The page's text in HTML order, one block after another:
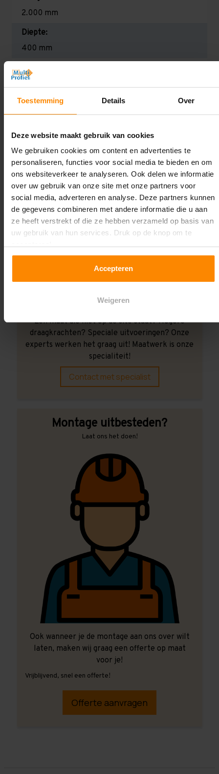
Toestemming Details Over
Deze website maakt gebruik van cookies
We gebruiken cookies om content en advertenties te
personaliseren, functies voor social media te bieden en om
ons websiteverkeer te analyseren. Ook delen we informatie
over uw gebruik van onze site met onze partners voor
social media, adverteren en analyse. Deze partners kunnen
de gegevens combineren met andere informatie die u aan
ze heeft verstrekt of die ze hebben verzameld op basis van
uw gebruik van hun services. Druk op de knop om te
Accepteren
Weigeren
2.000 mm
Diepte:
400 mm
Lengte:
Liggerlengte:
Aantal niveaus:
3
Draagkracht:
Licht (130 kg per legbord)
Oplossing op maat nodig?
Een maat die niet op de site staat? Hogere
draagkrachten? Speciale uitvoeringen? Onze
experts werken het graag uit! Maatwerk is onze
specialiteit!
Contact met specialist
Montage uitbesteden?
Laat ons het doen!
Ook wanneer je de montage aan ons over wilt
laten, maken wij graag een offerte op maat
voor je!
Vrijblijvend, snel een offerte!
Offerte aanvragen